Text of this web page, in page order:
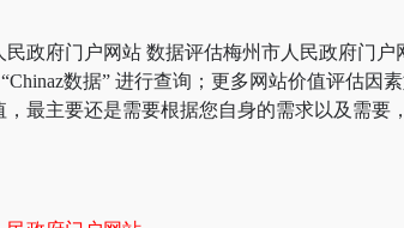
民政府门户网站 数据评估梅州市人民政府门户
数据” 进行查询；更多网站价值评估
，最主要还是需要根据您自身的需求以及需